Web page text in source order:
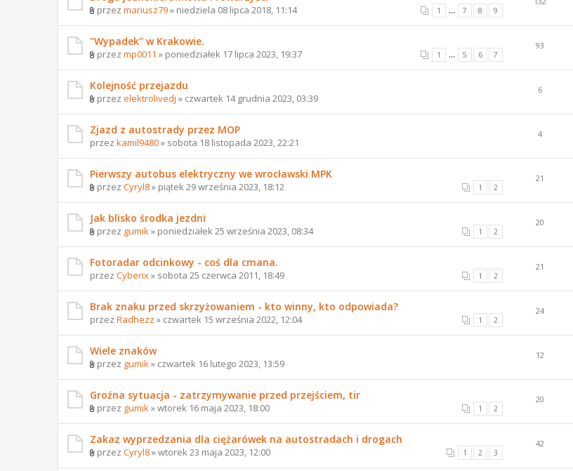
1 ... 7 8 9
przez mariusz79» niedziela 08 lipca 2018, 11:14
"Wypadek" w Krakowie.
1 ... 5 6 7
przez mp0011 » poniedziałek 17 lipca 2023, 19:37
93
Kolejność przejazdu
przez elektrolivedj » czwartek 14 grudnia 2023, 03:39
6
Zjazd z autostrady przez MOP
przez kamil9480» sobota 18 listopada 2023, 22:21
4
Pierwszy autobus elektryczny we wrocławski MPK
1 2
przez Cyryl8» piątek 29 września 2023, 18:12
21
Jak blisko środka jezdni
1 2
przez gumik » poniedziałek 25 września 2023, 08:34
20
Fotoradar odcinkowy - coś dla cmana.
1 2
przez Cyberix» sobota 25 czerwca 2011, 18:49
21
Brak znaku przed skrzyżowaniem - kto winny, kto odpowiada?
1 2
przez Radhezz » czwartek 15 września 2022, 12:04
24
Wiele znaków
przez gumik » czwartek 16 lutego 2023, 13:59
12
Groźna sytuacja - zatrzymywanie przed przejściem, tir
1 2
przez gumik » wtorek 16 maja 2023, 18:00
20
Zakaz wyprzedzania dla ciężarówek na autostradach i drogach
1 2 3
przez Cyryl8» wtorek 23 maja 2023, 12:00
42